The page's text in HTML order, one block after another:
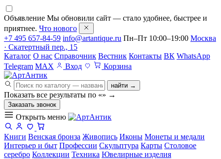
Объявление Мы обновили сайт — стало удобнее, быстрее и
приятнее. Что нового
+7 495 657-84-59 info@artantique.ru Пн–Пт 10:00–19:00 Москва
· Скатертный пер., 15
Каталог О нас Справочник Вестник Контакты ВК WhatsApp
Telegram MAX Вход Корзина
найти →
Показать все результаты по «» →
Заказать звонок
Открыть меню
Книги Венская бронза Живопись Иконы Монеты и медали
Интерьер и быт Профессии Скульптура Карты Столовое
серебро Коллекции Техника Ювелирные изделия